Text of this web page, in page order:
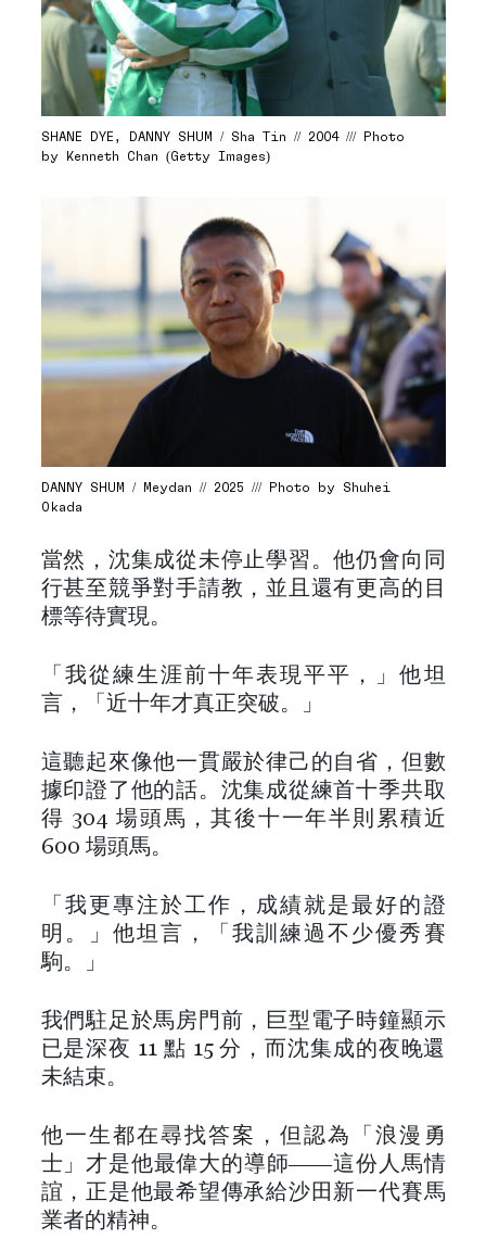
SHANE DYE, DANNY SHUM / Sha Tin // 2004 /// Photo
by Kenneth Chan (Getty Images)
DANNY SHUM / Meydan // 2025 /// Photo by Shuhei
Okada
當然，沈集成從未停止學習。他仍會向同
行甚至競爭對手請教，並且還有更高的目
標等待實現。
「我從練生涯前十年表現平平，」他坦
言，「近十年才真正突破。」
這聽起來像他一貫嚴於律己的自省，但數
據印證了他的話。沈集成從練首十季共取
得 304 場頭馬，其後十一年半則累積近
600 場頭馬。
「我更專注於工作，成績就是最好的證
明。」他坦言，「我訓練過不少優秀賽
駒。」
我們駐足於馬房門前，巨型電子時鐘顯示
已是深夜 11 點 15 分，而沈集成的夜晚還
未結束。
他一生都在尋找答案，但認為「浪漫勇
士」才是他最偉大的導師——這份人馬情
誼，正是他最希望傳承給沙田新一代賽馬
業者的精神。